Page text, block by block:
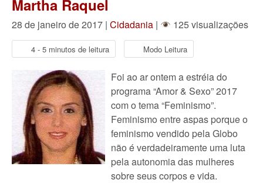
Martha Raquel
28 de janeiro de 2017 | Cidadania | 125 visualizações
4 - 5 minutos de leitura Modo Leitura
Foi ao ar ontem a estréia do
programa “Amor & Sexo” 2017
com o tema “Feminismo”.
Feminismo entre aspas porque o
feminismo vendido pela Globo
não é verdadeiramente uma luta
pela autonomia das mulheres
sobre seus corpos e vida.